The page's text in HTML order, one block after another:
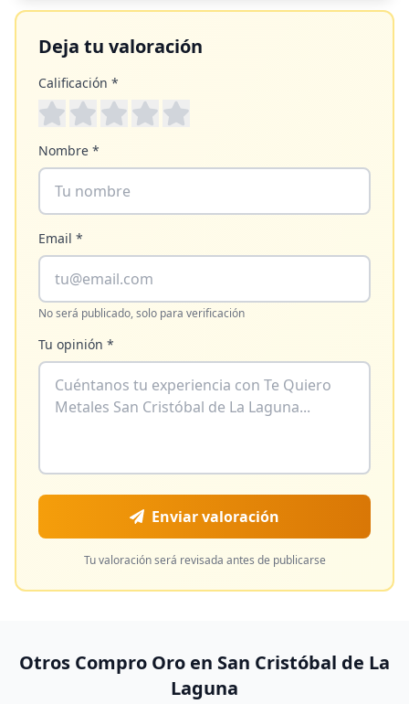
Deja tu valoración
Calificación *
Nombre *
Email *
No será publicado, solo para verificación
Tu opinión *
Enviar valoración
Tu valoración será revisada antes de publicarse
Otros Compro Oro en San Cristóbal de La
Laguna